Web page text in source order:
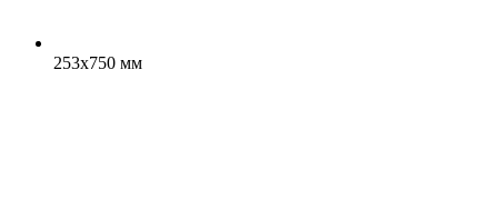
253x750 мм